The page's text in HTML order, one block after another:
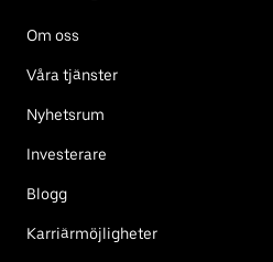
Om oss
Våra tjänster
Nyhetsrum
Investerare
Blogg
Karriärmöjligheter